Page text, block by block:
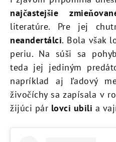
najčastejšie
literatúre. Pre jej
neandertálci. Bola však
periu. Na súši sa
teda jej jediným
napríklad aj ľadový
živočíchy sa zapísala v
žijúci pár lovci ubili a